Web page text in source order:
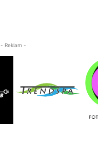
- Reklam -